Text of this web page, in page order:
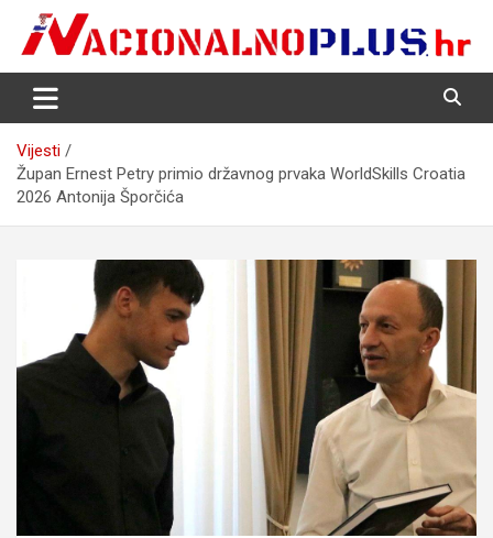
content
NacionalnoPlus.hr
Nacija želi znati više
Vijesti
Župan Ernest Petry primio državnog prvaka WorldSkills Croatia
2026 Antonija Šporčića